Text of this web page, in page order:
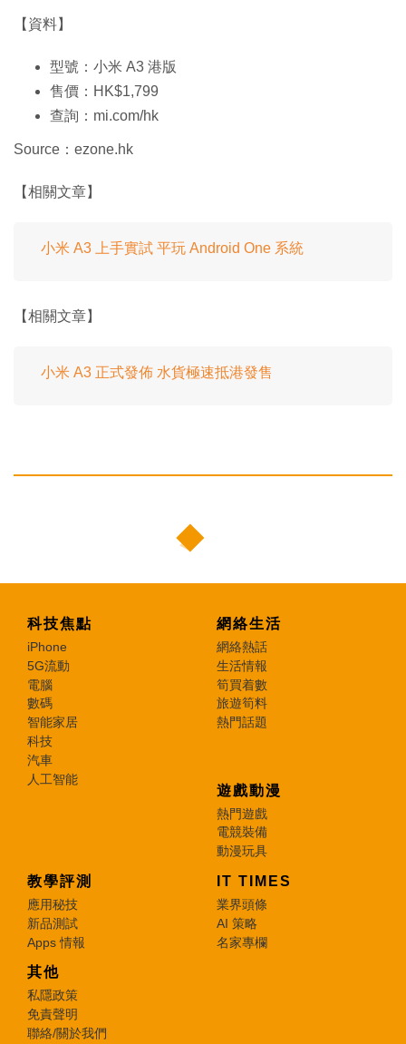
【資料】
型號：小米 A3 港版
售價：HK$1,799
查詢：mi.com/hk
Source：ezone.hk
【相關文章】
小米 A3 上手實試 平玩 Android One 系統
【相關文章】
小米 A3 正式發佈 水貨極速抵港發售
科技焦點
iPhone
5G流動
電腦
數碼
智能家居
科技
汽車
人工智能
網絡生活
網絡熱話
生活情報
筍買着數
旅遊筍料
熱門話題
遊戲動漫
熱門遊戲
電競裝備
動漫玩具
教學評測
應用秘技
新品測試
Apps 情報
IT TIMES
業界頭條
AI 策略
名家專欄
其他
私隱政策
免責聲明
聯絡/關於我們